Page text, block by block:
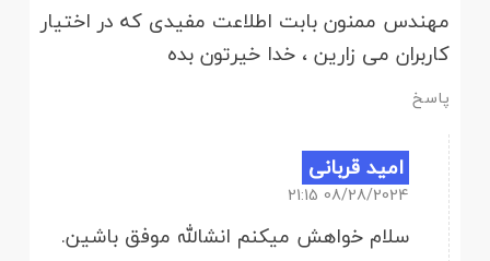
مهندس ممنون بابت اطلاعت مفیدی که در اختیار
کاربران می زارین ، خدا خیرتون بده
پاسخ
امید قربانی
08/28/2024 21:15
سلام خواهش میکنم انشالله موفق باشین.